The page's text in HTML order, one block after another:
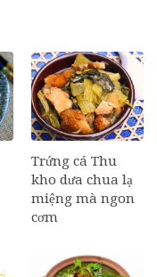
Trứng cá Thu
kho dưa chua lạ
miệng mà ngon
cơm